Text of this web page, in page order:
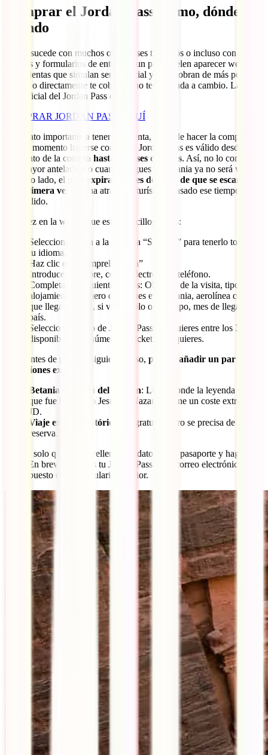
Comprar el Jordan Pass: cómo, dónde y
cuándo
Como sucede con muchos otros pases turísticos o incluso con
visados y formularios de entrada a un país, suelen aparecer webs
fraudulentas que simulan ser la oficial y, o te cobran de más por lo
mismo o directamente te cobran y no te dan nada a cambio. La única
web oficial del Jordan Pass es esta:
COMPRAR JORDAN PASS AQUÍ
Otro dato importante a tener en cuenta, antes de hacer la compra es
en qué momento hacerse con él. El Jordan Pass es válido desde el
momento de la compra hasta 3 meses después. Así, no lo compres
con mayor antelación o cuando llegues a Jordania ya no será válido.
Por otro lado, el pase
expira un mes después de que se escanee
por primera vez
en una atracción turística. Pasado ese tiempo ya no
será válido.
Una vez en la web, sigue estos sencillos pasos:
Selecciona arriba a la derecha “Spanish” para tenerlo todo en
tu idioma.
Haz clic en “Cómprelo ahora”
Introduce: Nombre, correo electrónico, teléfono.
Completa los siguientes datos: Objetivo de la visita, tipo de
alojamiento, número de noches en Jordania, aerolínea con la
que llegas al país, si viajas solo o en grupo, mes de llegada al
país.
Selecciona el tipo de Jordan Pass que quieres entre los 3
disponibles y el número de tickets que quieres.
Justo antes de pasar al siguiente paso, puedes añadir un par de
atracciones extra
Betania más allá del Jordán: Lugar donde la leyenda dice
que fue bautizado Jesús de Nazaret. Tiene un coste extra de 8
JD.
Viaje en tren histórico
: Es gratuito, pero se precisa de
reserva.
Ahora, solo queda que rellenes los datos de tu pasaporte y hagas el
pago. En breve recibirás tu Jordan Pass en el correo electrónico que
hayas puesto en el formulario anterior.